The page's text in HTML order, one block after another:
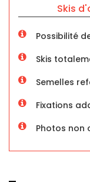
Skis
Possibilité
Skis
Semelles
Fixations
Photos non